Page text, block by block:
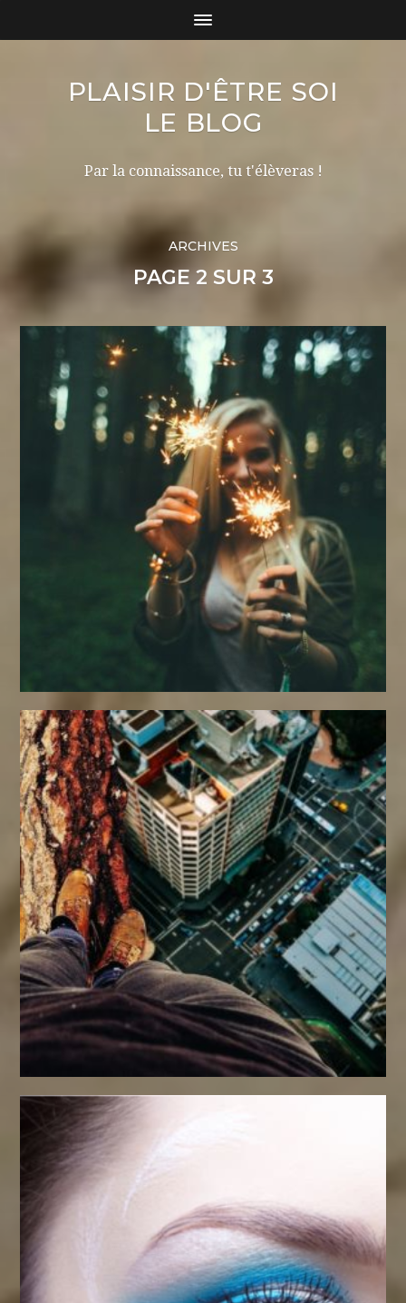
PLAISIR D'ÊTRE SOI
LE BLOG
Par la connaissance, tu t'élèveras !
ARCHIVES
PAGE 2 SUR 3